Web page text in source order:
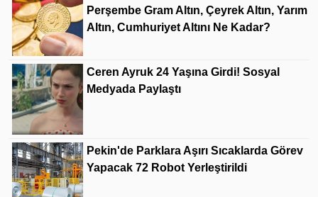
Perşembe Gram Altın, Çeyrek Altın, Yarım
Altın, Cumhuriyet Altını Ne Kadar?
Ceren Ayruk 24 Yaşına Girdi! Sosyal
Medyada Paylaştı
Pekin'de Parklara Aşırı Sıcaklarda Görev
Yapacak 72 Robot Yerleştirildi